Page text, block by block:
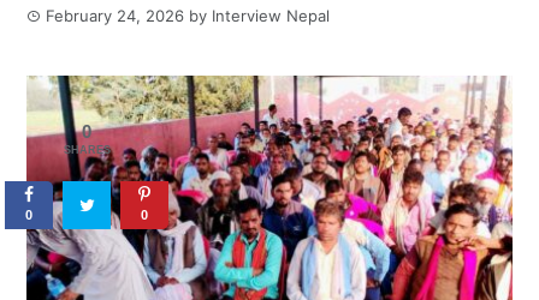
February 24, 2026 by Interview Nepal
0
SHARES
0 0